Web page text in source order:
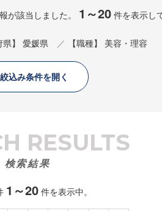
が該当しました。 1～20 件を表示し
県】 愛媛県 【職種】 美容・理容
絞込み条件を開く
RESULTS
検索結果
1～20 件を表示中。